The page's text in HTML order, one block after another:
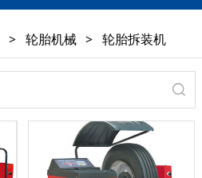
> 轮胎机械 > 轮胎拆装机